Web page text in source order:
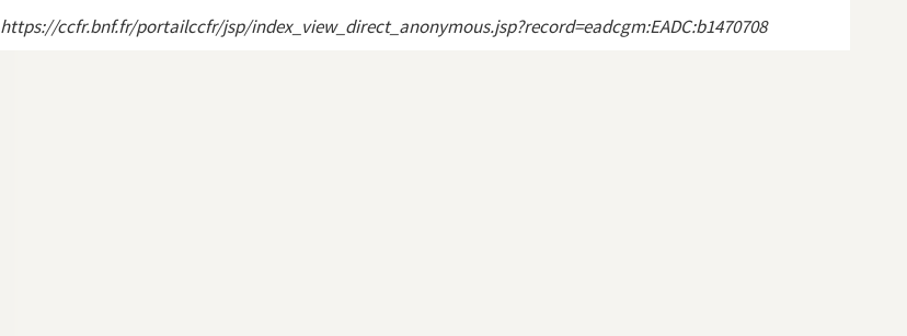
https://ccfr.bnf.fr/portailccfr/jsp/index_view_direct_anonymous.jsp?record=eadcgm:EADC:b1470708